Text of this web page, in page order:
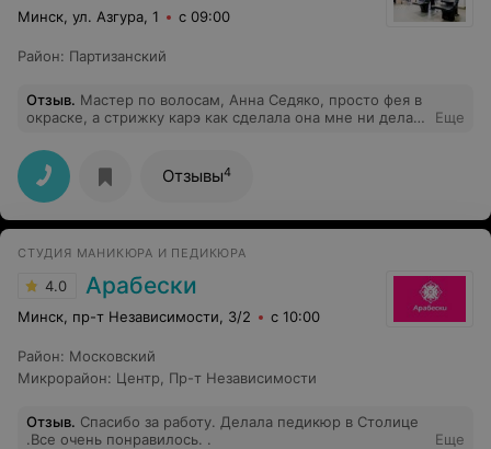
Минск, ул. Азгура, 1 с 09:00
Район: Партизанский
Отзыв. Мастер по волосам, Анна Седяко, просто фея в
окраске, а стрижку карэ как сделала она мне ни делал
фанат Черного Пиона!
Еще
Отзывы4
СТУДИЯ МАНИКЮРА И ПЕДИКЮРА
4.0 Арабески
Минск, пр-т Независимости, 3/2 с 10:00
Район: Московский
Микрорайон: Центр Пр-т Независимости
Отзыв. Спасибо за работу. Делала педикюр в Столице
.Все очень понравилось. .
Еще